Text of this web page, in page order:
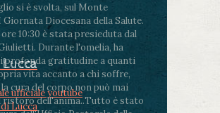
si è svolta, sul Monte
Giornata Diocesana della Salute.
10:30 è stata presieduta dal
Durante l'omelia, ha
profonda gratitudine a quanti
vita accanto a chi soffre,
cura del corpo non può mai
ristoro dell'anima..Tutto è stato
ufficiale youtube
Lucca